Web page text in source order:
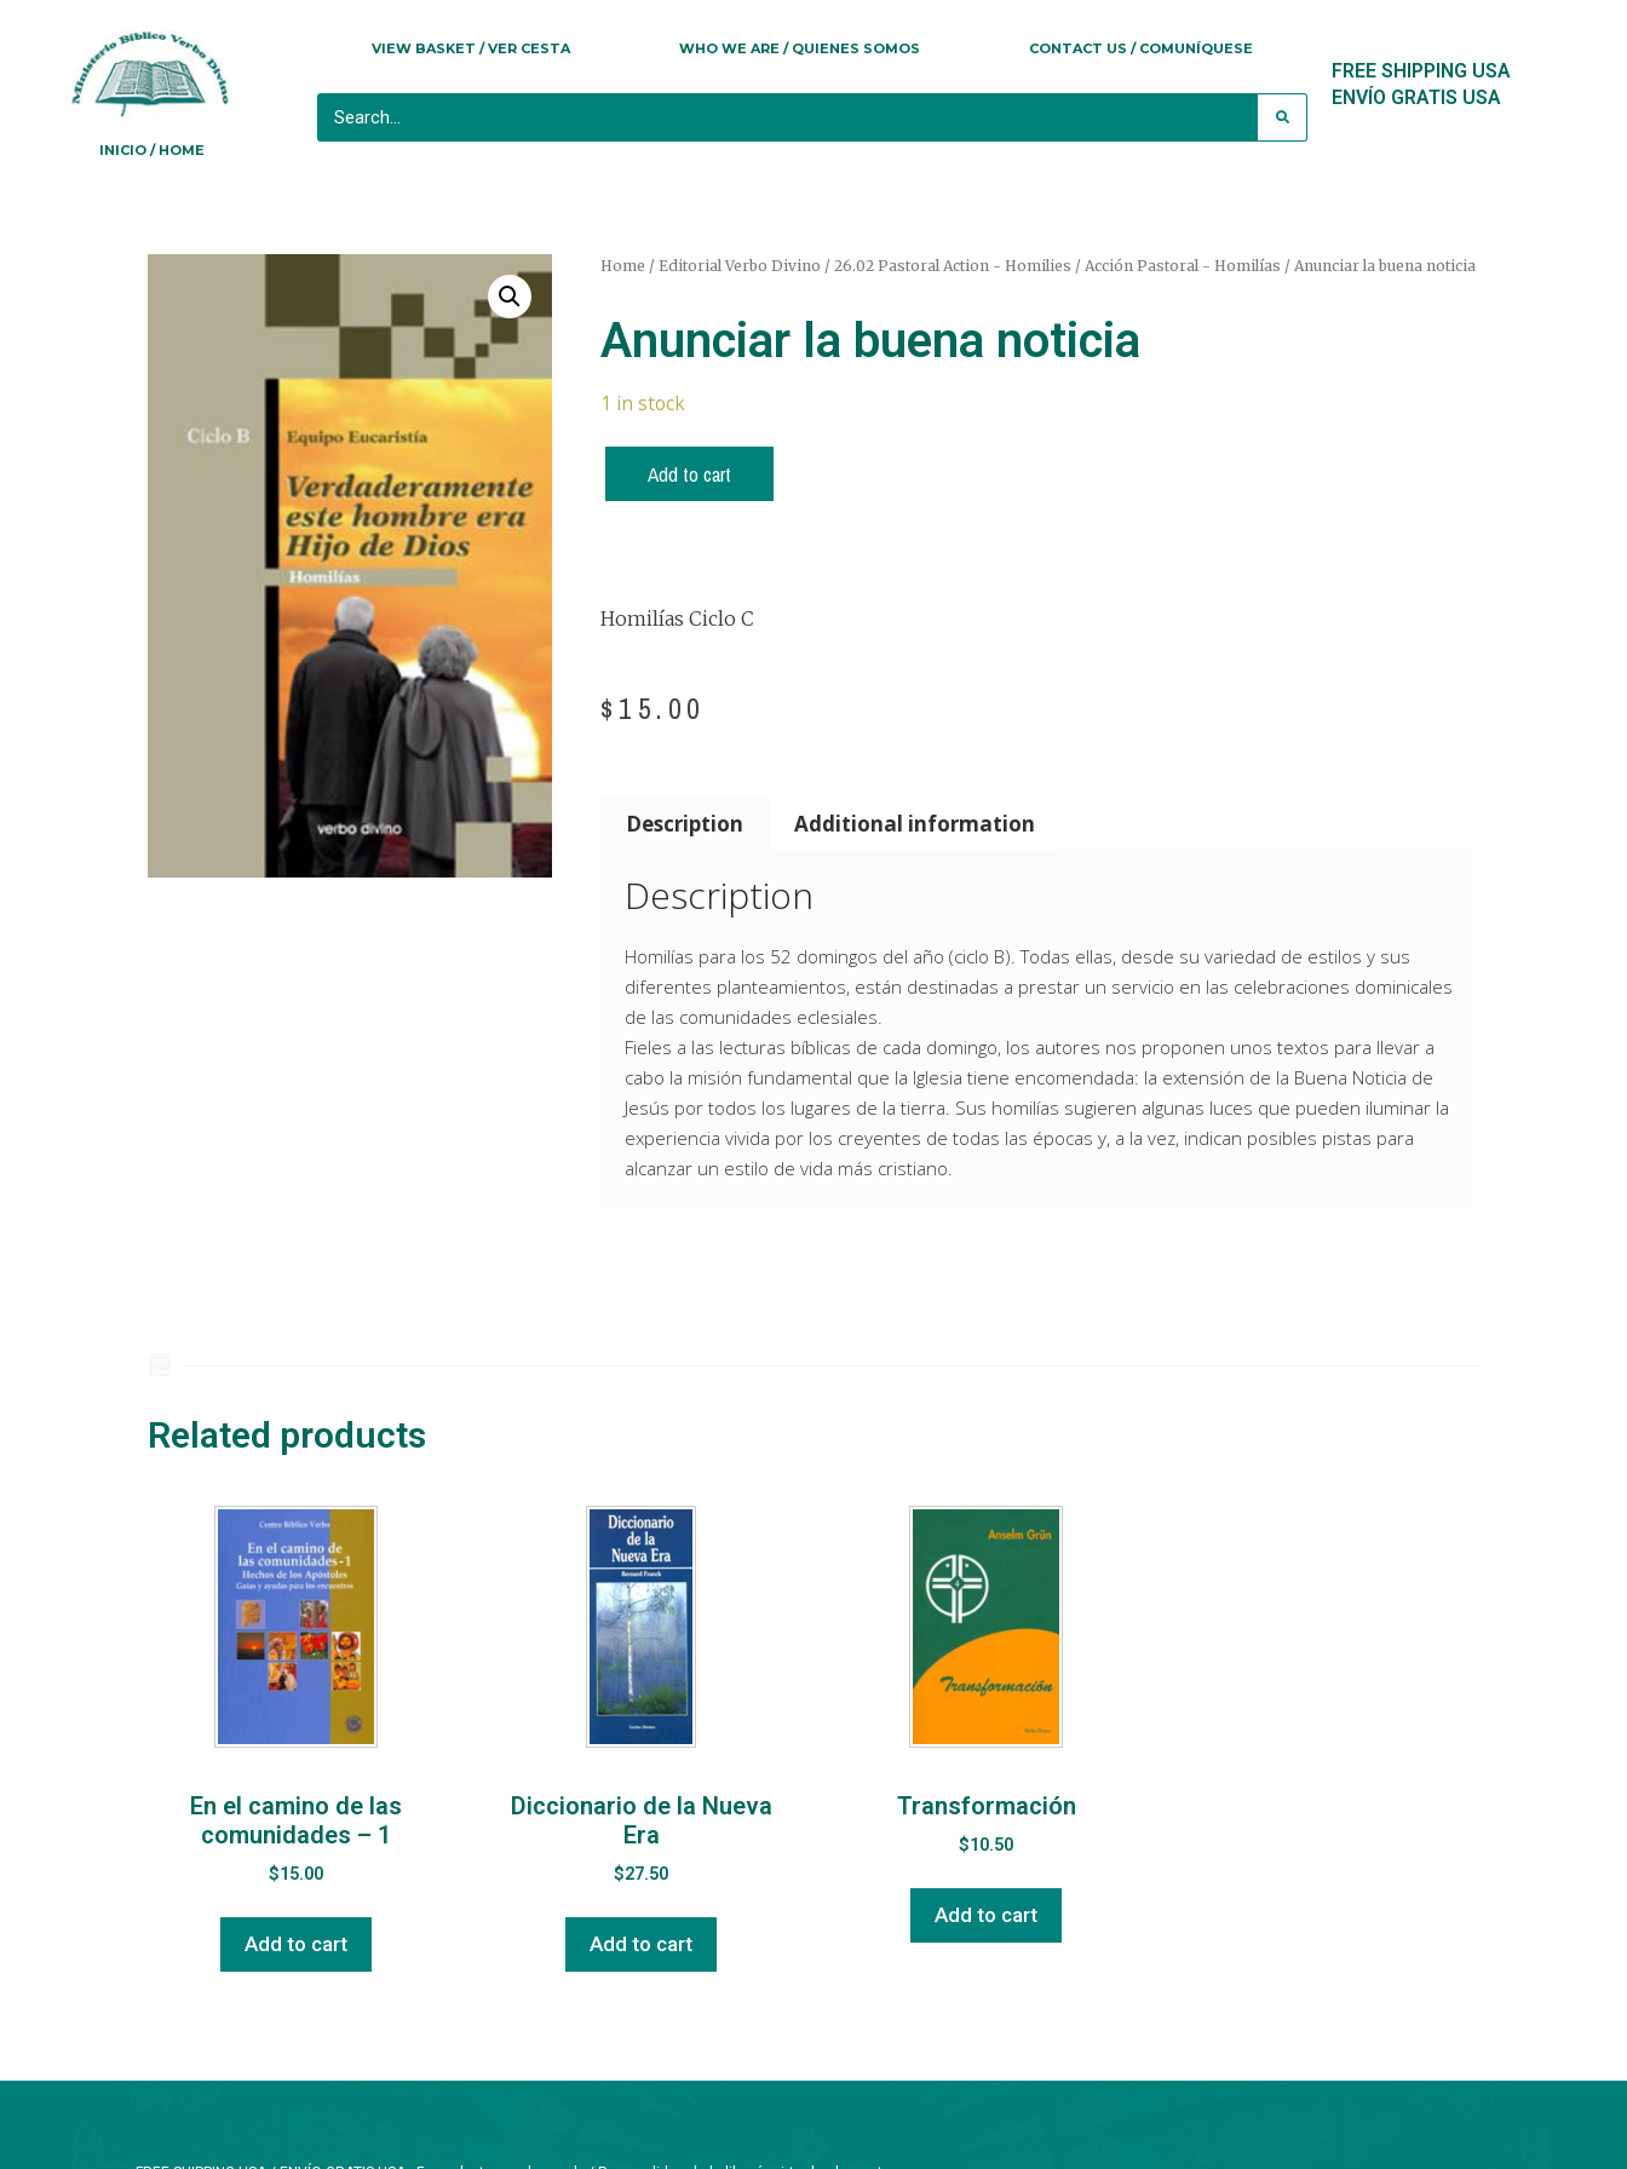
INICIO / HOME
VIEW BASKET / VER CESTA WHO WE ARE / QUIENES SOMOS CONTACT US / COMUNÍQUESE
FREE SHIPPING USA
ENVÍO GRATIS USA
Home / Editorial Verbo Divino / 26.02 Pastoral Action - Homilies / Acción Pastoral - Homilías / Anunciar la buena noticia
Anunciar la buena noticia
1 in stock
Add to cart
Homilías Ciclo C
$ 15.00
Description Additional information
Description
Homilías para los 52 domingos del año (ciclo B). Todas ellas, desde su variedad de estilos y sus
diferentes planteamientos, están destinadas a prestar un servicio en las celebraciones dominicales
de las comunidades eclesiales.
Fieles a las lecturas bíblicas de cada domingo, los autores nos proponen unos textos para llevar a
cabo la misión fundamental que la Iglesia tiene encomendada: la extensión de la Buena Noticia de
Jesús por todos los lugares de la tierra. Sus homilías sugieren algunas luces que pueden iluminar la
experiencia vivida por los creyentes de todas las épocas y, a la vez, indican posibles pistas para
alcanzar un estilo de vida más cristiano.
Related products
En el camino de las
comunidades – 1
$15.00
Add to cart
Diccionario de la Nueva
Era
$27.50
Add to cart
Transformación
$10.50
Add to cart